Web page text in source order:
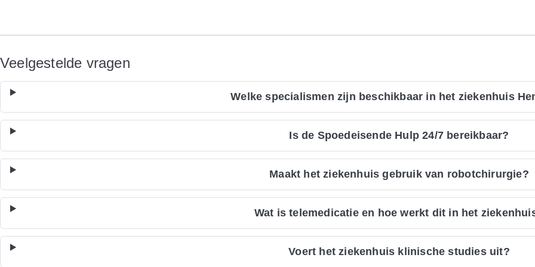
Veelgestelde vragen
Welke specialismen zijn beschikbaar in het ziekenhuis
Is de Spoedeisende Hulp 24/7 bereikbaar?
Maakt het ziekenhuis gebruik van robotchirurgie?
Wat is telemedicatie en hoe werkt dit in het
Voert het ziekenhuis klinische studies uit?